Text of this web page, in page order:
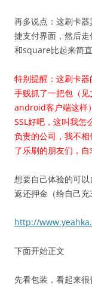
再多说点：这刷卡
捷支付界面，然后走
和square比起来简
特别提醒：这刷卡器
手贱抓了一把包（
android客户端这样
SSL好吧，这叫我怎
负责的公司，我不
了乐刷的朋友们，自
想要自己体验的可
返还押金（给自己充
http://
下面开始正文
先看包装，看起来